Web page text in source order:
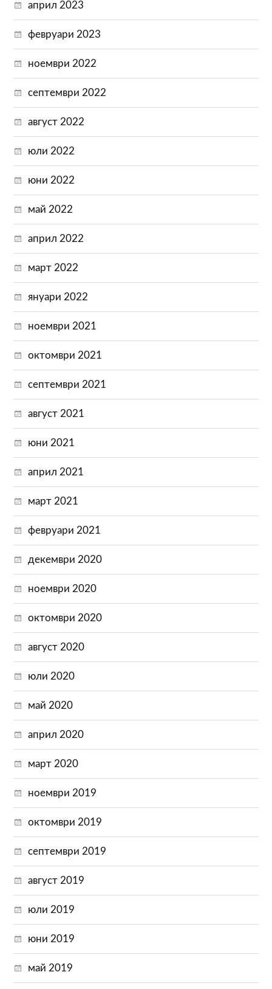
април 2023
февруари 2023
ноември 2022
септември 2022
август 2022
юли 2022
юни 2022
май 2022
април 2022
март 2022
януари 2022
ноември 2021
октомври 2021
септември 2021
август 2021
юни 2021
април 2021
март 2021
февруари 2021
декември 2020
ноември 2020
октомври 2020
август 2020
юли 2020
май 2020
април 2020
март 2020
ноември 2019
октомври 2019
септември 2019
август 2019
юли 2019
юни 2019
май 2019